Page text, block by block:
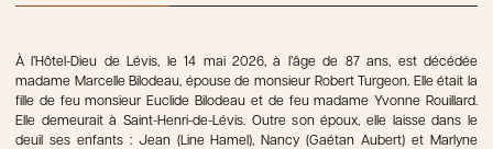
À l’Hôtel-Dieu de Lévis, le 14 mai 2026, à l’âge de 87 ans, est décédée
madame Marcelle Bilodeau, épouse de monsieur Robert Turgeon. Elle était la
fille de feu monsieur Euclide Bilodeau et de feu madame Yvonne Rouillard.
Elle demeurait à Saint-Henri-de-Lévis. Outre son époux, elle laisse dans le
deuil ses enfants : Jean (Line Hamel), Nancy (Gaétan Aubert) et Marlyne